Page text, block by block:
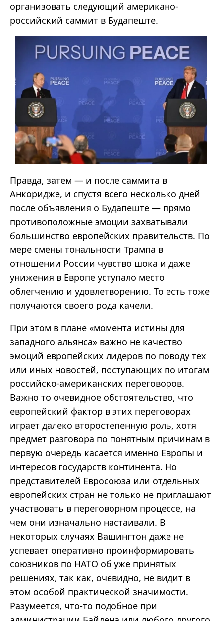
организовать следующий американо-
российский саммит в Будапеште.
Правда, затем — и после саммита в
Анкоридже, и спустя всего несколько дней
после объявления о Будапеште — прямо
противоположные эмоции захватывали
большинство европейских правительств. По
мере смены тональности Трампа в
отношении России чувство шока и даже
унижения в Европе уступало место
облегчению и удовлетворению. То есть тоже
получаются своего рода качели.
При этом в плане «момента истины для
западного альянса» важно не качество
эмоций европейских лидеров по поводу тех
или иных новостей, поступающих по итогам
российско-американских переговоров.
Важно то очевидное обстоятельство, что
европейский фактор в этих переговорах
играет далеко второстепенную роль, хотя
предмет разговора по понятным причинам в
первую очередь касается именно Европы и
интересов государств континента. Но
представителей Евросоюза или отдельных
европейских стран не только не приглашают
участвовать в переговорном процессе, на
чем они изначально настаивали. В
некоторых случаях Вашингтон даже не
успевает оперативно проинформировать
союзников по НАТО об уже принятых
решениях, так как, очевидно, не видит в
этом особой практической значимости.
Разумеется, что-то подобное при